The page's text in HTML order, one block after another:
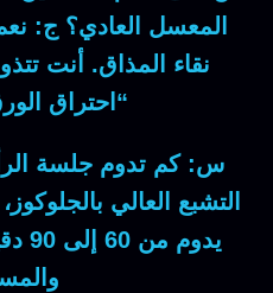
المعسل العادي؟ ج:
نقاء المذاق. أنت
“احتراق
س: كم تدوم جلسة
التشبع العالي